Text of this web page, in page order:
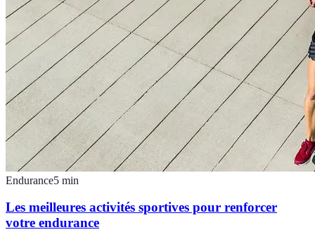
Endurance5 min
Les meilleures activités sportives pour renforcer
votre endurance